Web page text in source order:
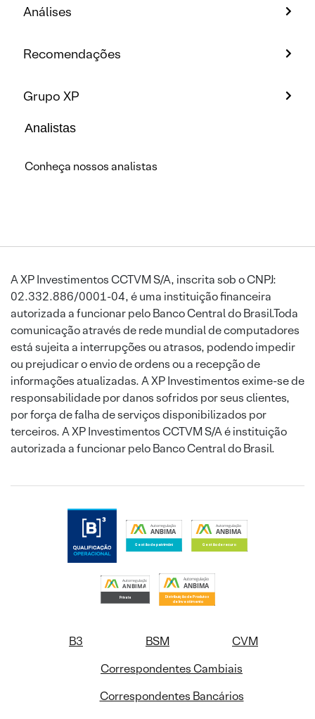
Análises
Recomendações
Grupo XP
Analistas
Conheça nossos analistas
A XP Investimentos CCTVM S/A, inscrita sob o CNPJ:
02.332.886/0001-04, é uma instituição financeira
autorizada a funcionar pelo Banco Central do Brasil.Toda
comunicação através de rede mundial de computadores
está sujeita a interrupções ou atrasos, podendo impedir
ou prejudicar o envio de ordens ou a recepção de
informações atualizadas. A XP Investimentos exime-se de
responsabilidade por danos sofridos por seus clientes,
por força de falha de serviços disponibilizados por
terceiros. A XP Investimentos CCTVM S/A é instituição
autorizada a funcionar pelo Banco Central do Brasil.
B3 BSM
CVM
Correspondentes Cambiais
Correspondentes Bancários